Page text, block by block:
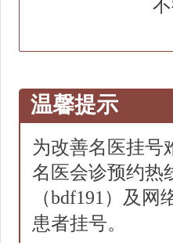
温馨提示
为改善名医挂号
名医会诊预约热
（bdf191 ）及网
患者挂号。